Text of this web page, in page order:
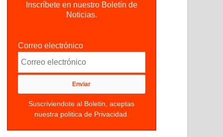
Inscríbete en nuestro Boletín de
Noticias.
Correo electrónico
Suscriviendote al Boletin, aceptas
nuestra politica de Privacidad.